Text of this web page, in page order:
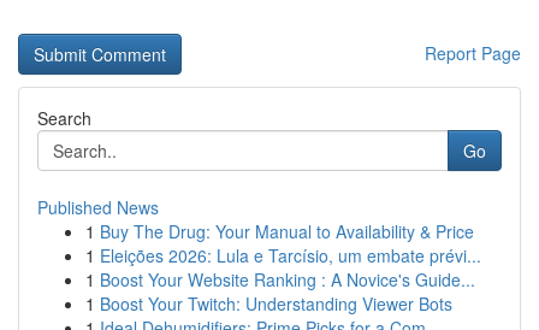
Report Page
Search
Go
Published News
1 Buy The Drug: Your Manual to Availability & Price
1 Eleições 2026: Lula e Tarcísio, um embate prévi...
1 Boost Your Website Ranking : A Novice's Guide...
1 Boost Your Twitch: Understanding Viewer Bots